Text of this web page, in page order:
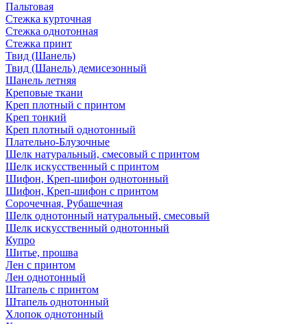
Пальтовая
Стежка курточная
Стежка однотонная
Стежка принт
Твид (Шанель)
Твид (Шанель) демисезонный
Шанель летняя
Креповые ткани
Креп плотный с принтом
Креп тонкий
Креп плотный однотонный
Плательно-Блузочные
Шелк натуральный, смесовый с принтом
Шелк искусственный с принтом
Шифон, Креп-шифон однотонный
Шифон, Креп-шифон с принтом
Сорочечная, Рубашечная
Шелк однотонный натуральный, смесовый
Шелк искусственный однотонный
Купро
Шитье, прошва
Лен с принтом
Лен однотонный
Штапель с принтом
Штапель однотонный
Хлопок однотонный